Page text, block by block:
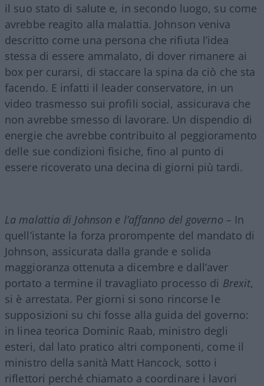
il suo stato di salute e, in secondo luogo, su come
avrebbe reagito alla malattia. Johnson veniva
descritto come una persona che rifiuta l’idea
stessa di essere ammalato, di dover rimanere ai
box per curarsi, di staccare la spina da ciò che sta
facendo. E infatti il leader conservatore, in un
video trasmesso sui profili social, assicurava che
non avrebbe smesso di lavorare. Un dispendio di
energie che avrebbe contribuito al peggioramento
delle sue condizioni fisiche, fino al punto di
essere ricoverato una decina di giorni più tardi.
La malattia di Johnson e l’affanno del governo – In
quell’istante la forza prorompente del mandato di
Johnson, assicurata dalla grande e solida
maggioranza ottenuta a dicembre e dall’aver
portato a termine il travagliato processo di Brexit,
si è arrestata. Per giorni si sono rincorse le
supposizioni su chi fosse alla guida del governo:
in linea teorica Dominic Raab, ministro degli
esteri, dal lato pratico altri componenti, come il
ministro della sanità Matt Hancock, sotto i
riflettori perché chiamato a coordinare i lavori